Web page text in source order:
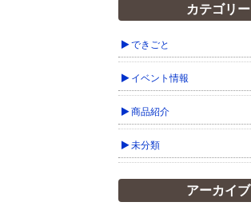
カテゴリー
できごと
イベント情報
商品紹介
未分類
アーカイブ